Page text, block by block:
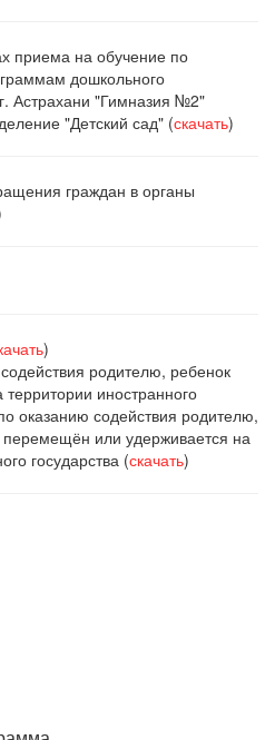
приема на обучение по
дошкольного
Астрахани "Гимназия №2"
"Детский сад" (скачать)
граждан в органы
)
родителю, ребенок
территории иностранного
оказанию содействия родителю,
перемещён или удерживается на
государства (скачать)